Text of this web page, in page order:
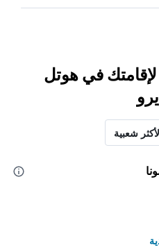
في هوتل
شعبية